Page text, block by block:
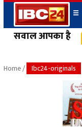
सवाल आपका है
☰
छत्तीसगढ़ न्यूज
उत्तर प्रदेश न्यूज
बिहार न्यूज
उत्तराखंड न्यूज
Home/ Ibc24-originals